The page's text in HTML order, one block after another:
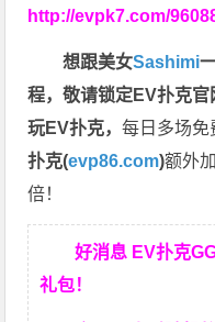
http://evpk7.com/
想跟美女Sashimi
程，敬请锁定EV扑克官
玩EV扑克，每日多场免
扑克(evp86.com)额外
倍！
好消息 EV扑克
礼包！